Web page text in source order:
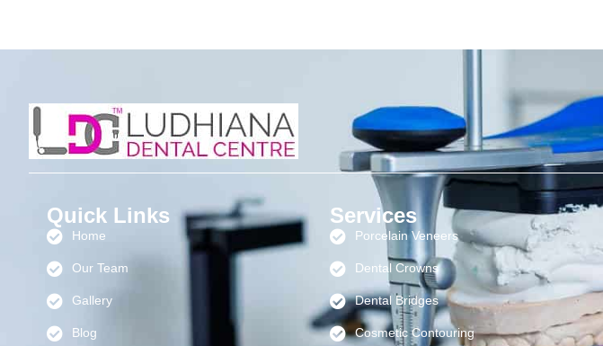
Quick Links
Home
Our Team
Gallery
Blog
Services
Porcelain Veneers
Dental Crowns
Dental Bridges
Cosmetic Contouring